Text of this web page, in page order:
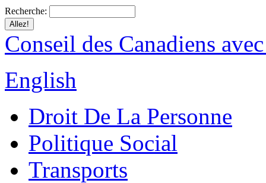
Recherche:
Conseil des Canadiens
English
Droit De La Personne
Politique Social
Transports